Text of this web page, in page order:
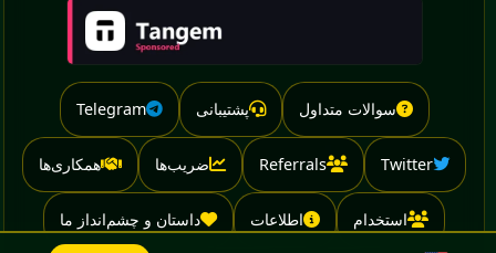
سوالات متداول پشتیبانی Telegram
Twitter
Referrals ضریب‌ها همکاری‌ها
استخدام اطلاعات
داستان و چشم‌انداز ما